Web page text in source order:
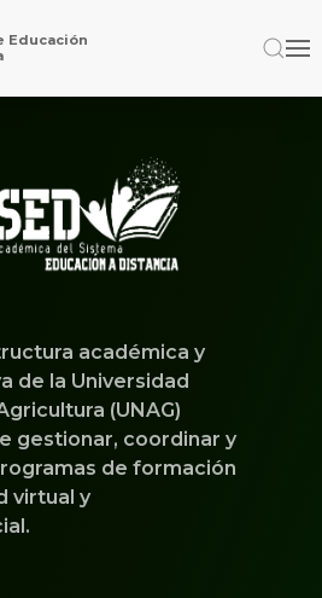
Educación
académica y
de la Universidad
(UNAG)
gestionar, coordinar y
de formación
virtual y